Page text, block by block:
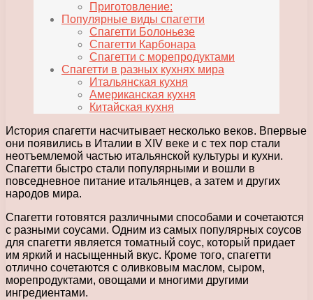
Приготовление:
Популярные виды спагетти
Спагетти Болоньезе
Спагетти Карбонара
Спагетти с морепродуктами
Спагетти в разных кухнях мира
Итальянская кухня
Американская кухня
Китайская кухня
История спагетти насчитывает несколько веков. Впервые
они появились в Италии в XIV веке и с тех пор стали
неотъемлемой частью итальянской культуры и кухни.
Спагетти быстро стали популярными и вошли в
повседневное питание итальянцев, а затем и других
народов мира.
Спагетти готовятся различными способами и сочетаются
с разными соусами. Одним из самых популярных соусов
для спагетти является томатный соус, который придает
им яркий и насыщенный вкус. Кроме того, спагетти
отлично сочетаются с оливковым маслом, сыром,
морепродуктами, овощами и многими другими
ингредиентами.